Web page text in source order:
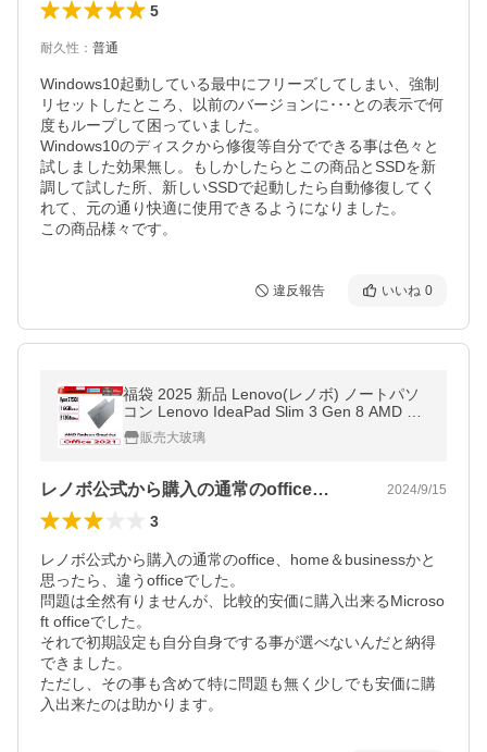
5
耐久性 ： 普通
Windows10起動している最中にフリーズしてしまい、強制
リセットしたところ、以前のバージョンに･･･との表示で何
度もループして困っていました。
Windows10のディスクから修復等自分でできる事は色々と
試しました効果無し。もしかしたらとこの商品とSSDを新
調して試した所、新しいSSDで起動したら自動修復してく
れて、元の通り快適に使用できるようになりました。
この商品様々です。
違反報告 いいね 0
福袋 2025 新品 Lenovo(レノボ) ノートパソ
コン Lenovo IdeaPad Slim 3 Gen 8 AMD Ry
zen 5 7530U・16GBメモリー・512GB SS
D・15.6型フルHD液晶搭載 オフィス付き
販売大玻璃
レノボ公式から購入の通常のoffice… 2024/9/15
3
レノボ公式から購入の通常のoffice、home＆businessかと
思ったら、違うofficeでした。
問題は全然有りませんが、比較的安価に購入出来るMicroso
ft officeでした。
それで初期設定も自分自身でする事が選べないんだと納得
できました。
ただし、その事も含めて特に問題も無く少しでも安価に購
入出来たのは助かります。